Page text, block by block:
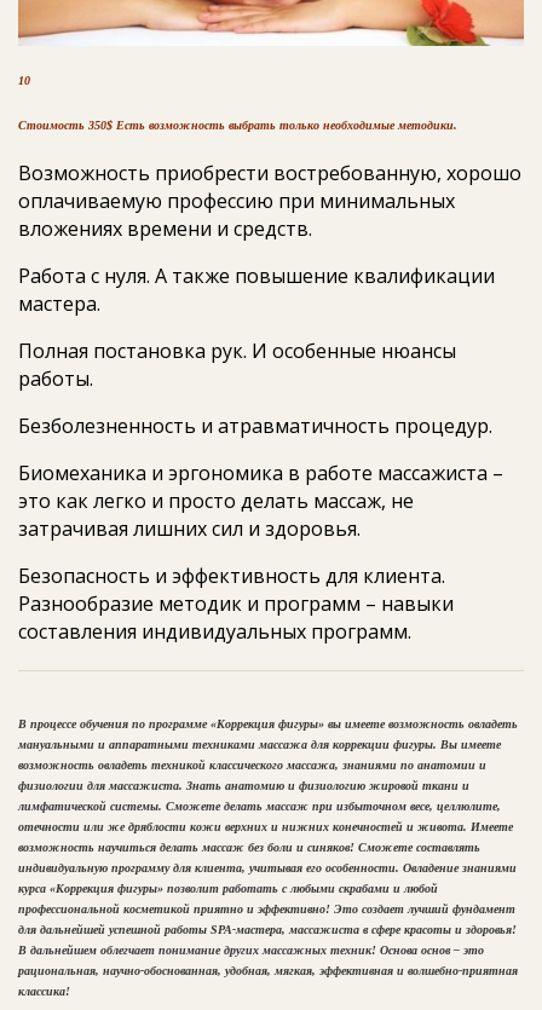
10
Стоимость 350$ Есть возможность выбрать только необходимые методики.
Возможность приобрести востребованную, хорошо
оплачиваемую профессию при минимальных
вложениях времени и средств.
Работа с нуля. А также повышение квалификации
мастера.
Полная постановка рук. И особенные нюансы
работы.
Безболезненность и атравматичность процедур.
Биомеханика и эргономика в работе массажиста –
это как легко и просто делать массаж, не
затрачивая лишних сил и здоровья.
Безопасность и эффективность для клиента.
Разнообразие методик и программ – навыки
составления индивидуальных программ.
В процессе обучения по программе «Коррекция фигуры» вы имеете возможность овладеть
мануальными и аппаратными техниками массажа для коррекции фигуры. Вы имеете
возможность овладеть техникой классического массажа, знаниями по анатомии и
физиологии для массажиста. Знать анатомию и физиологию жировой ткани и
лимфатической системы. Сможете делать массаж при избыточном весе, целлюлите,
отечности или же дряблости кожи верхних и нижних конечностей и живота. Имеете
возможность научиться делать массаж без боли и синяков! Сможете составлять
индивидуальную программу для клиента, учитывая его особенности. Овладение знаниями
курса «Коррекция фигуры» позволит работать с любыми скрабами и любой
профессиональной косметикой приятно и эффективно! Это создает лучший фундамент
для дальнейшей успешной работы SPA-мастера, массажиста в сфере красоты и здоровья!
В дальнейшем облегчает понимание других массажных техник! Основа основ – это
рациональная, научно-обоснованная, удобная, мягкая, эффективная и волшебно-приятная
классика!